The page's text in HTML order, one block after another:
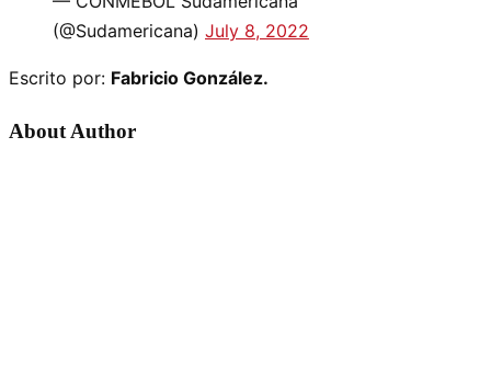
(@Sudamericana) July 8, 2022
Escrito por: Fabricio González.
About Author